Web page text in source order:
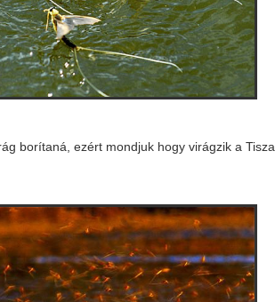
borítaná, ezért mondjuk hogy virágzik a Tisza.